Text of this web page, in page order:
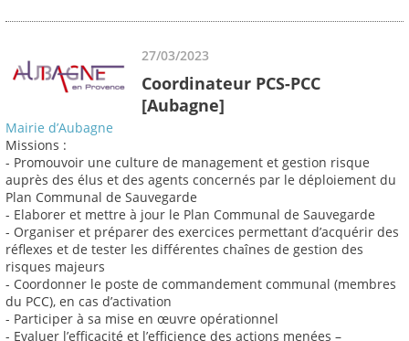
27/03/2023
Coordinateur PCS-PCC
[Aubagne]
Mairie d’Aubagne
Missions :
- Promouvoir une culture de management et gestion risque
auprès des élus et des agents concernés par le déploiement du
Plan Communal de Sauvegarde
- Elaborer et mettre à jour le Plan Communal de Sauvegarde
- Organiser et préparer des exercices permettant d’acquérir des
réflexes et de tester les différentes chaînes de gestion des
risques majeurs
- Coordonner le poste de commandement communal (membres
du PCC), en cas d’activation
- Participer à sa mise en œuvre opérationnel
- Evaluer l’efficacité et l’efficience des actions menées –